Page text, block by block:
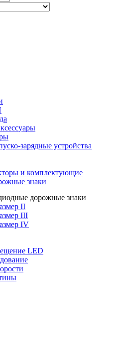
зарядные устройства
и комплектующие
знаки
дорожные знаки
II
III
IV
LED